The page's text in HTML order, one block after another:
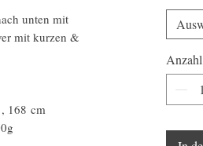
unten mit
mit kurzen &
168 cm
Anzahl